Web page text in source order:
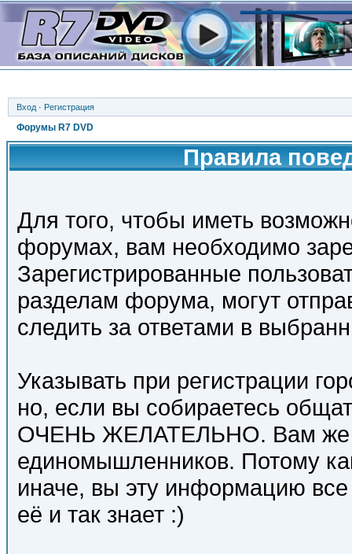
Вход · Регистрация
Форумы R7 DVD
Правила
Для того, чтобы иметь
форумах, вам необходимо
Зарегистрированные
разделам форума, могут
следить за ответами в
Указывать при регистрации
но, если вы собираетесь
ОЧЕНЬ ЖЕЛАТЕЛЬНО. Вам же
единомышленников. Потому
иначе, вы эту информацию
её и так знает :)